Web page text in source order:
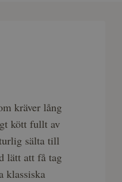
kräver lång
kött fullt av
sälta till
lätt att få tag
klassiska